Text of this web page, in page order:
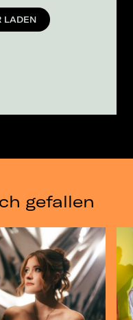
LADEN
gefallen